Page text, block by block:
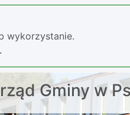
wykorzystanie.
Gminy w